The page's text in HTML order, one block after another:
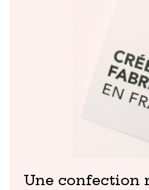
Une confection